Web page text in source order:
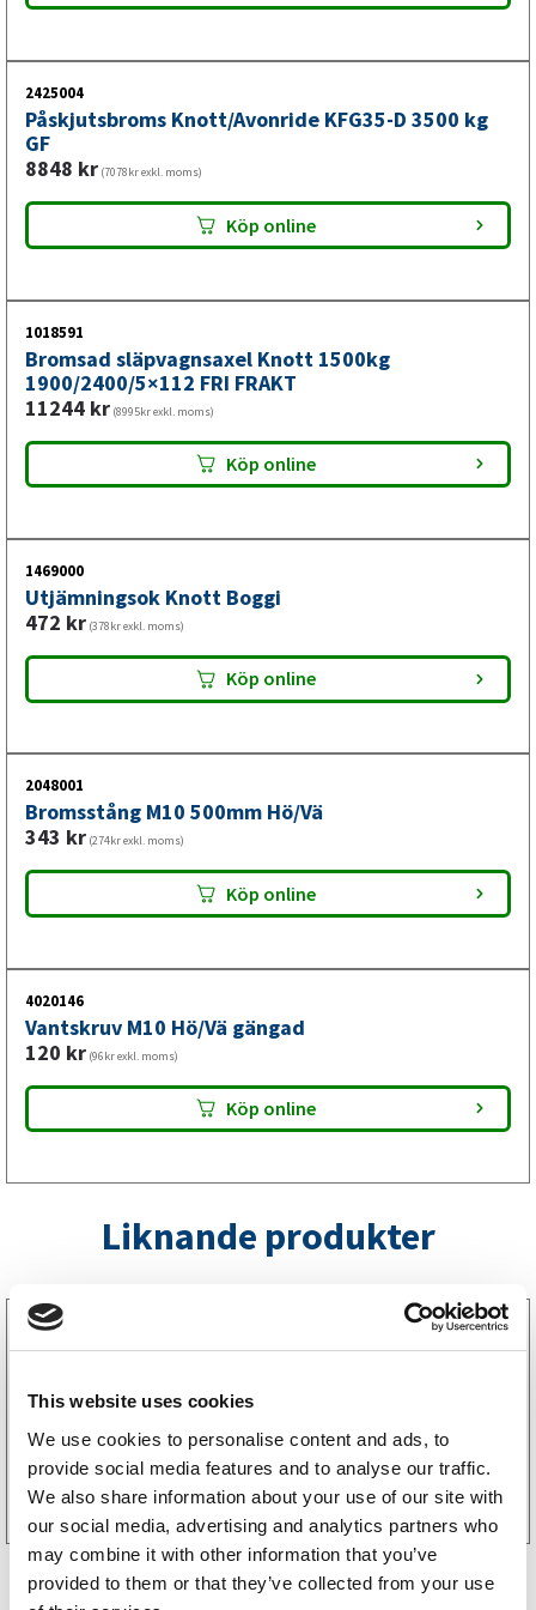
This website uses cookies
We use cookies to personalise content and ads, to
provide social media features and to analyse our traffic.
We also share information about your use of our site with
our social media, advertising and analytics partners who
may combine it with other information that you’ve
provided to them or that they’ve collected from your use
Boggi- och tandemaxlar för släpvagn
istället för att bara laga symptomen. Du får två helt nya
bromsade axlar med alla komponenter färdiga att
monteras, så du slipper lappade lösningar och kan fokusera
2425004
Påskjutsbroms Knott/Avonride KFG35-D 3500 kg
GF
8848 kr (7078kr exkl. moms)
Köp online
1018591
Bromsad släpvagnsaxel Knott 1500kg
1900/2400/5×112 FRI FRAKT
11244 kr (8995kr exkl. moms)
Köp online
1469000
Utjämningsok Knott Boggi
472 kr (378kr exkl. moms)
Köp online
2048001
Bromsstång M10 500mm Hö/Vä
343 kr (274kr exkl. moms)
Köp online
4020146
Vantskruv M10 Hö/Vä gängad
120 kr (96kr exkl. moms)
Köp online
Liknande produkter
1020100
Axelpaket Knott 1050 kg 1000/1450 4×100 FRI
14994kr(11995kr exkl. moms)
Köp online